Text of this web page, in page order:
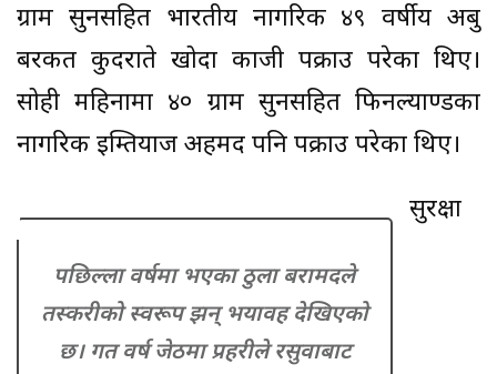
ग्राम सुनसहित भारतीय नागरिक ४९ वर्षीय अबु
बरकत कुदराते खोदा काजी पक्राउ परेका थिए।
सोही महिनामा ४० ग्राम सुनसहित फिनल्याण्डका
नागरिक इम्तियाज अहमद पनि पक्राउ परेका थिए।
पछिल्ला वर्षमा भएका ठुला बरामदले
तस्करीको स्वरूप झन् भयावह देखिएको
छ। गत वर्ष जेठमा प्रहरीले रसुवाबाट
सुरक्षा